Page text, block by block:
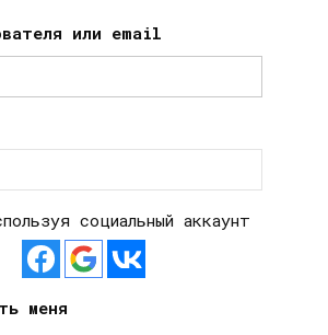
или email
социальный аккаунт
меня